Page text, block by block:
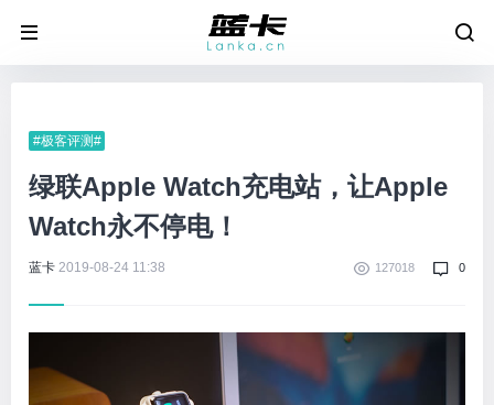
#极客评测#
绿联Apple Watch充电站，让Apple
Watch永不停电！
蓝卡 2019-08-24 11:38 127018 0